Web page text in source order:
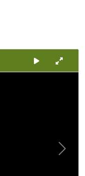
Next